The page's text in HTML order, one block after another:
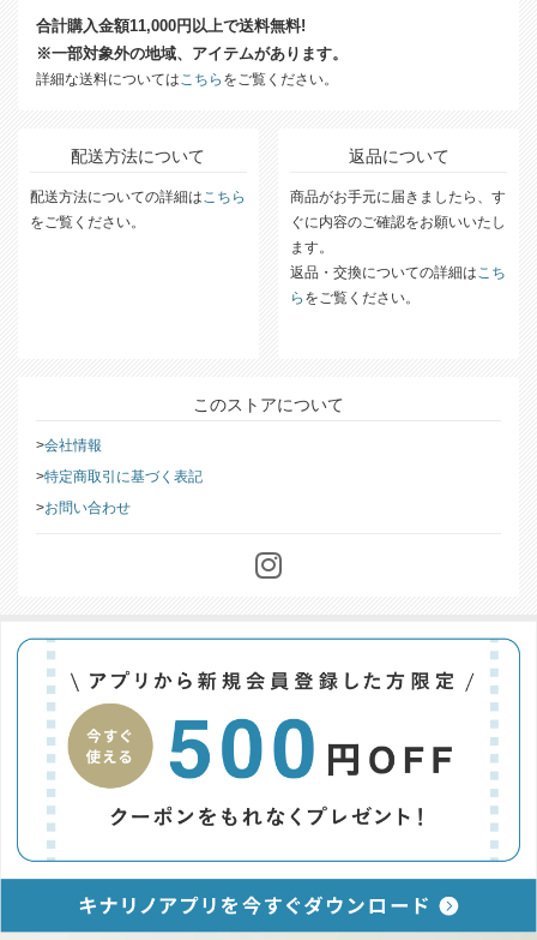
合計購入金額11,000円以上で送料無料!
※一部対象外の地域、アイテムがあります。
詳細な送料についてはこちら をご覧ください。
配送方法について
配送方法についての詳細はこちら
をご覧ください。
返品について
商品がお手元に届きましたら、す
ぐに内容のご確認をお願いいたし
ます。
返品・交換についての詳細はこち
ら をご覧ください。
このストアについて
会社情報
特定商取引に基づく表記
お問い合わせ